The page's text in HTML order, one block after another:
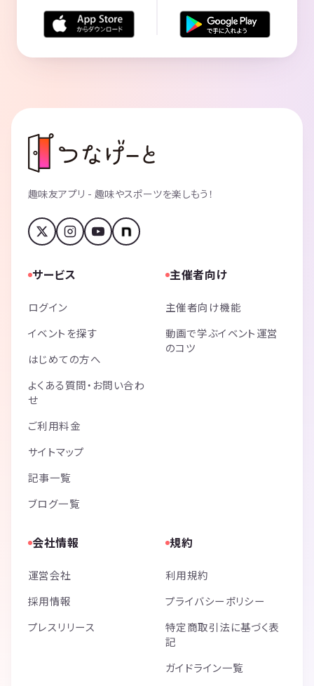
趣味友アプリ - 趣味やスポーツを楽しもう！
サービス
ログイン
イベントを探す
はじめての方へ
よくある質問・お問い合わ
せ
ご利用料金
サイトマップ
記事一覧
ブログ一覧
主催者向け
主催者向け機能
動画で学ぶイベント運営
のコツ
会社情報
運営会社
採用情報
プレスリリース
規約
利用規約
プライバシーポリシー
特定商取引法に基づく表
記
ガイドライン一覧